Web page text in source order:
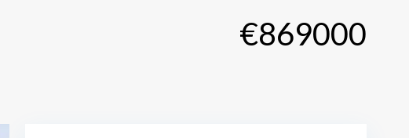
€869000